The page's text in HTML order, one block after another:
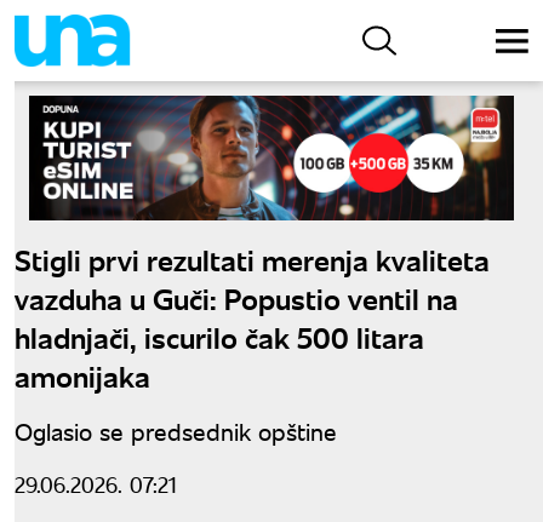
Stigli prvi rezultati merenja kvaliteta
vazduha u Guči: Popustio ventil na
hladnjači, iscurilo čak 500 litara
amonijaka
Oglasio se predsednik opštine
29.06.2026. 07:21